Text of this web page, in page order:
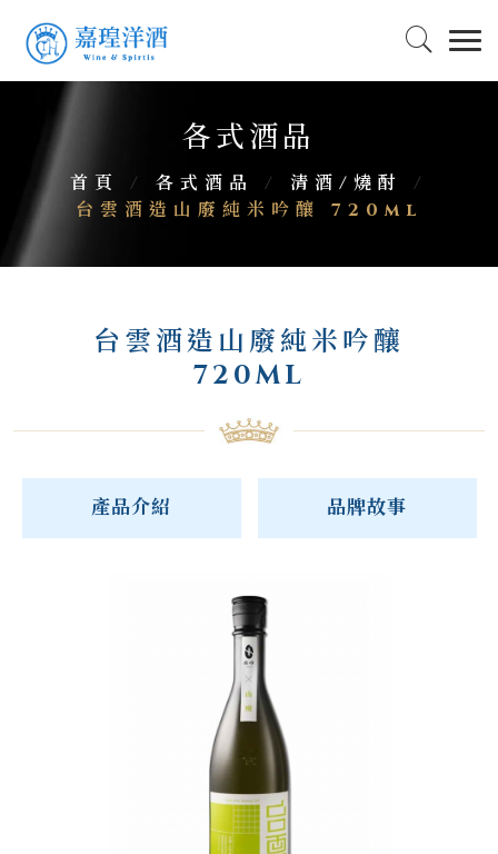
各式酒品
首頁 / 各式酒品 / 清酒/燒酎
/
台雲酒造山廢純米吟釀 720ml
台雲酒造山廢純米吟釀
720ML
產品介紹 品牌故事